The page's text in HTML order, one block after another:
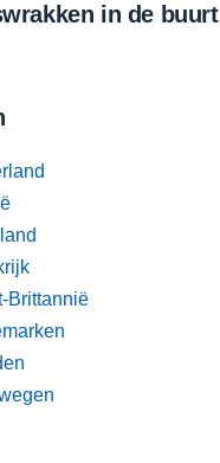
in de buurt
Brittannië